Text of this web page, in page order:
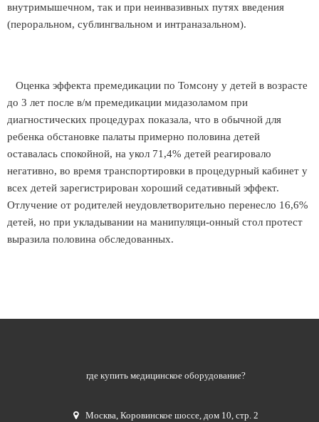
внутримышечном, так и при неинвазивных путях введения
(пероральном, сублингвальном и интраназальном).
Оценка эффекта премедикации по Томсону у детей в возрасте
до 3 лет после в/м премедикации мидазоламом при
диагностических процедурах показала, что в обычной для
ребенка обстановке палаты примерно половина детей
оставалась спокойной, на укол 71,4% детей реагировало
негативно, во время транспортировки в процедурный кабинет у
всех детей зарегистрирован хороший седативный эффект.
Отлучение от родителей неудовлетворительно перенесло 16,6%
детей, но при укладывании на манипуляци-онный стол протест
выразила половина обследованных.
где купить медицинское оборудование?
Москва,Коровинское шоссе, дом 10, стр. 2